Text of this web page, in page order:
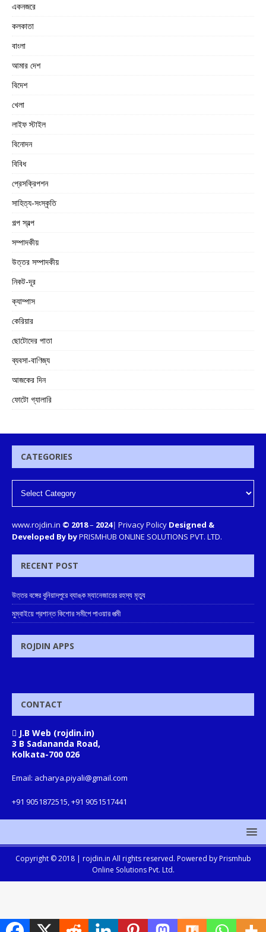
একনজরে
কলকাতা
বাংলা
আমার দেশ
বিদেশ
খেলা
লাইফ স্টাইল
বিনোদন
বিবিধ
প্রেসক্রিপশন
সাহিত্য-সংস্কৃতি
গল্প স্বল্প
সম্পাদকীয়
উত্তর সম্পাদকীয়
নিকট-দূর
ক্যাম্পাস
কেরিয়ার
ছোটোদের পাতা
ব্যবসা-বাণিজ্য
আজকের দিন
ফোটো গ্যালারি
CATEGORIES
www.rojdin.in © 2018– 2024| Privacy Policy Designed &
Developed By byPRISMHUB ONLINE SOLUTIONS PVT. LTD.
RECENT POST
উত্তর বঙ্গের বুনিয়াদপুরে ব্যাঙ্ক ম্যানেজারের রহস্য মৃত্যু
মুম্বাইয়ে প্রশান্ত কিশোর সমীপে পাওয়ার পত্মী
ROJDIN APPS
CONTACT
J.B Web (rojdin.in)
3 B Sadananda Road,
Kolkata-700 026
Email: acharya.piyali@gmail.com
+91 9051872515, +91 9051517441
Copyright © 2018 | rojdin.in All rights reserved. Powered by Prismhub
Online Solutions Pvt. Ltd.